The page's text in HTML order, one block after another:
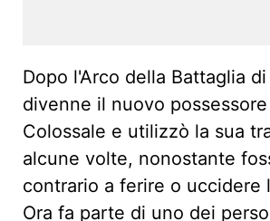
Dopo l'Arco della Battaglia
divenne il nuovo
Colossale e utilizzò la sua
alcune volte, nonostante
contrario a ferire o uccidere
Ora fa parte di uno dei